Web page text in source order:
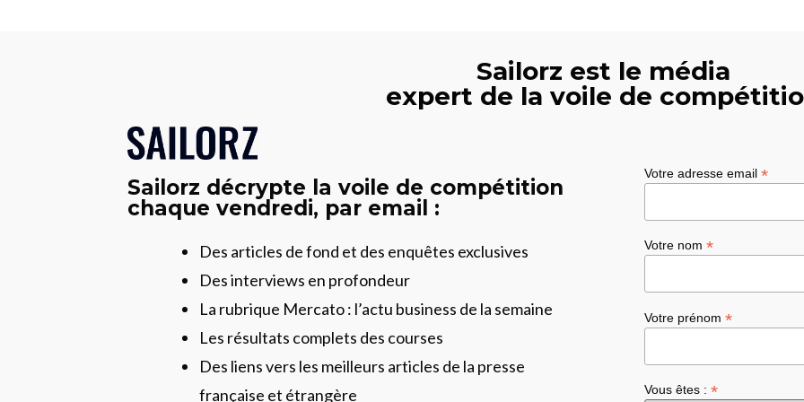
Sailorz est le média
expert de la voile de
Sailorz décrypte la voile de compétition
chaque vendredi, par email :
Des articles de fond et des enquêtes exclusives
Des interviews en profondeur
La rubrique Mercato : l’actu business de la semaine
Les résultats complets des courses
Des liens vers les meilleurs articles de la presse
française et étrangère
Votre adresse email *
Votre nom *
Votre prénom *
Vous êtes : *